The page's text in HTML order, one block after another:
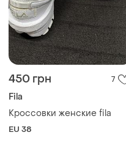
450 грн 7
Fila
Кроссовки женские fila
EU 38